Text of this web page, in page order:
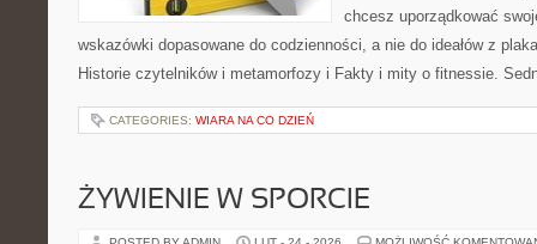
chcesz uporządkować
wskazówki dopasowane do codzienności, a nie do ideałów z
Historie czytelników i metamorfozy i Fakty i mity o fitnessie.
CATEGORIES: WIARA NA CO DZIEŃ
ŻYWIENIE W SPORCIE